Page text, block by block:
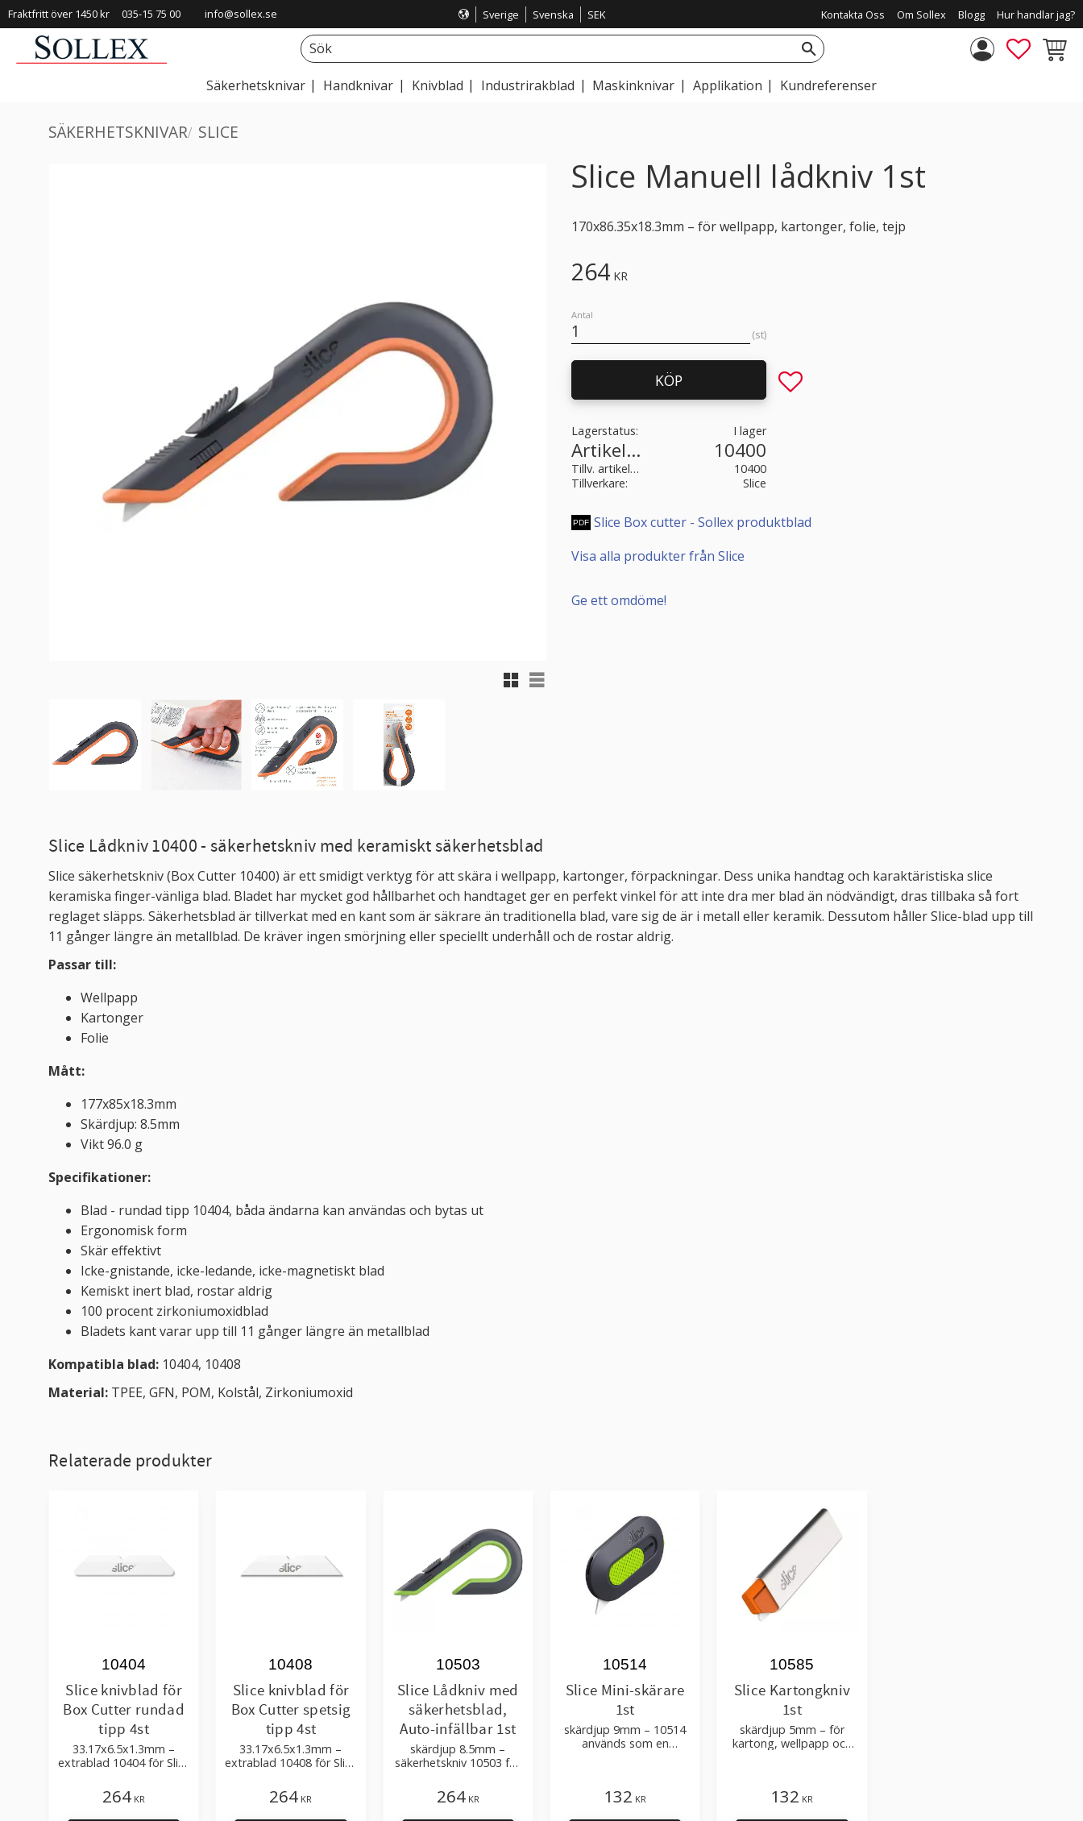
Fraktfritt över 1450 kr 035-15 75 00 info@sollex.se Sverige Svenska SEK Kontakta Oss Om Sollex Blogg Hur handlar jag?
Säkerhetsknivar Handknivar Knivblad Industrirakblad Maskinknivar Applikation Kundreferenser
SÄKERHETSKNIVAR SLICE
Slice Manuell lådkniv 1st
170x86.35x18.3mm – för wellpapp, kartonger, folie, tejp
Rutnätsvy
Listvy
264KR
Antal
st
KÖP Lägg till i favoriter
Lagerstatus I lager
Artikelnr 10400
Tillv. artikelnr
10400
Tillverkare
Slice
Slice Box cutter - Sollex produktblad
Visa alla produkter från Slice
Ge ett omdöme!
Slice Lådkniv 10400 - säkerhetskniv med keramiskt säkerhetsblad
Slice säkerhetskniv (Box Cutter 10400) är ett smidigt verktyg för att skära i wellpapp, kartonger, förpackningar. Dess unika handtag och karaktäristiska slice
keramiska finger-vänliga blad. Bladet har mycket god hållbarhet och handtaget ger en perfekt vinkel för att inte dra mer blad än nödvändigt, dras tillbaka så fort
reglaget släpps. Säkerhetsblad är tillverkat med en kant som är säkrare än traditionella blad, vare sig de är i metall eller keramik. Dessutom håller Slice-blad upp till
11 gånger längre än metallblad. De kräver ingen smörjning eller speciellt underhåll och de rostar aldrig.
Passar till:
Wellpapp
Kartonger
Folie
Mått:
177x85x18.3mm
Skärdjup: 8.5mm
Vikt 96.0 g
Specifikationer:
Blad - rundad tipp 10404, båda ändarna kan användas och bytas ut
Ergonomisk form
Skär effektivt
Icke-gnistande, icke-ledande, icke-magnetiskt blad
Kemiskt inert blad, rostar aldrig
100 procent zirkoniumoxidblad
Bladets kant varar upp till 11 gånger längre än metallblad
Kompatibla blad: 10404, 10408
Material: TPEE, GFN, POM, Kolstål, Zirkoniumoxid
Relaterade produkter
Slice knivblad för
Box Cutter rundad
tipp 4st
33.17x6.5x1.3mm –
extrablad 10404 för Slice
pennknivar och mini-
skärare
10404
264 KR
Slice knivblad för
Box Cutter spetsig
tipp 4st
33.17x6.5x1.3mm –
extrablad 10408 för Slice
pennknivar och mini-
skärare
10408
264 KR
Slice Lådkniv med
säkerhetsblad,
Auto-infällbar 1st
skärdjup 8.5mm –
säkerhetskniv 10503 för
10404, 10408
10503
264KR
Slice Mini-skärare
1st
skärdjup 9mm – 10514
används som en
10514
132 KR
Slice Kartongkniv
1st
skärdjup 5mm – för
kartong, wellpapp och
10585
132 KR